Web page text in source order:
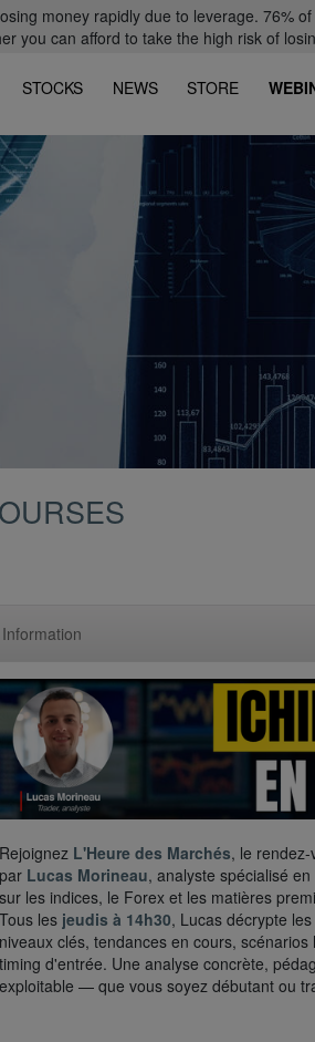
money rapidly due to leverage. 76%
you can afford to take the high risk of
STOCKS NEWS STORE
Information
Rejoignez L'Heure des Marchés, le
par Lucas Morineau, analyste spécialisé en
sur les indices, le Forex et les matières
Tous les jeudis à 14h30, Lucas décrypte
niveaux clés, tendances en cours,
timing d'entrée. Une analyse concrète,
exploitable — que vous soyez débutant ou